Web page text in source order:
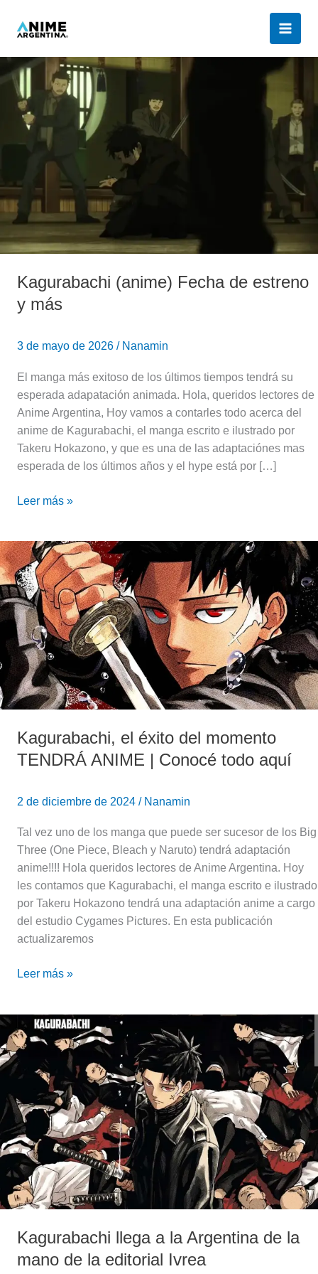
Kagurabachi (anime) Fecha de estreno
y más
3 de mayo de 2026 / Nanamin
El manga más exitoso de los últimos tiempos tendrá su
esperada adapatación animada. Hola, queridos lectores de
Anime Argentina, Hoy vamos a contarles todo acerca del
anime de Kagurabachi, el manga escrito e ilustrado por
Takeru Hokazono, y que es una de las adaptaciónes mas
esperada de los últimos años y el hype está por […]
Kagurabachi
(anime)
Fecha
de
Leer más »
Kagurabachi, el éxito del momento
TENDRÁ ANIME | Conocé todo aquí
2 de diciembre de 2024 / Nanamin
Tal vez uno de los manga que puede ser sucesor de los Big
Three (One Piece, Bleach y Naruto) tendrá adaptación
anime!!!! Hola queridos lectores de Anime Argentina. Hoy
les contamos que Kagurabachi, el manga escrito e ilustrado
por Takeru Hokazono tendrá una adaptación anime a cargo
del estudio Cygames Pictures. En esta publicación
actualizaremos
Kagurabachi,
el
éxito
del
momento
TENDRÁ
ANIME
|
Conocé
todo
Leer más »
Kagurabachi llega a la Argentina de la
mano de la editorial Ivrea
Kagurabachi
llega
a
la
Argentina
de
la
mano
de
la
editorial